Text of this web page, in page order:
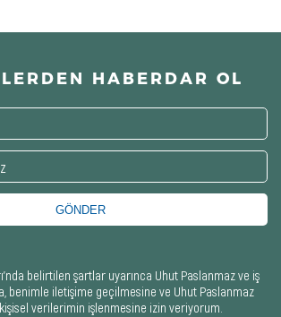
HABERDAR OL
GÖNDER
belirtilen şartlar uyarınca Uhut Paslanmaz ve iş
benimle iletişime geçilmesine ve Uhut Paslanmaz
verilerimin işlenmesine izin veriyorum.